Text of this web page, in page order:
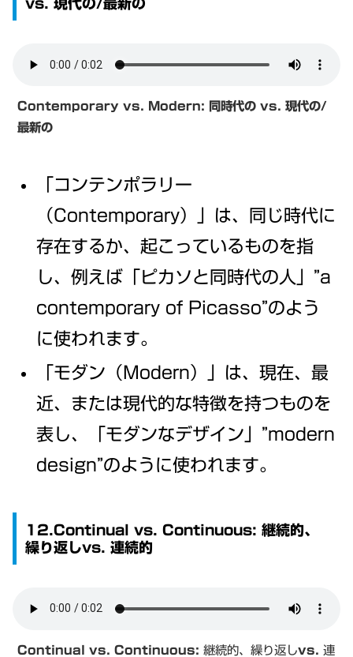
vs. 現代の/最新の
Contemporary vs. Modern: 同時代の vs. 現代の/
最新の
「コンテンポラリー
（Contemporary）」は、同じ時代に
存在するか、起こっているものを指
し、例えば「ピカソと同時代の人」”a
contemporary of Picasso”のよう
に使われます。
「モダン（Modern）」は、現在、最
近、または現代的な特徴を持つものを
表し、「モダンなデザイン」”modern
design”のように使われます。
12.Continual vs. Continuous: 継続的、
繰り返しvs. 連続的
Continual vs. Continuous: 継続的、繰り返しvs. 連